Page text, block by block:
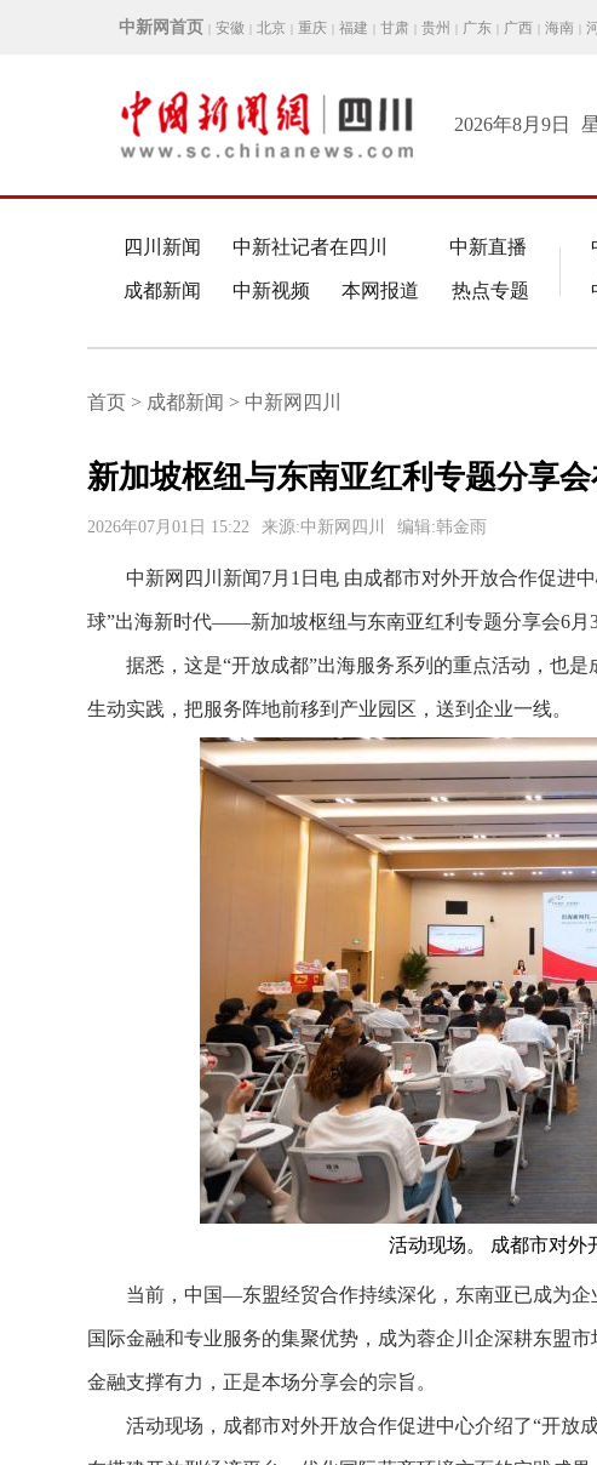
中新网首页 | 安徽 | 北京 | 重庆 | 福建 | 甘肃 | 贵州 | 广东 | 广西 | 海南 |
2026年8月9日
四川新闻 中新社记者在四川 中新直播
成都新闻 中新视频 本网报道 热点专题
首页 > 成都新闻 > 中新网四川
新加坡枢纽与东南亚红利专题分享
2026年07月01日 15:22 来源:中新网四川 编辑:韩金雨
中新网四川新闻7月1日电 由成都市对外开放合作促进中
球”出海新时代——新加坡枢纽与东南亚红利专题分享会6月
据悉，这是“开放成都”出海服务系列的重点活动，也是
生动实践，把服务阵地前移到产业园区，送到企业一线。
活动现场。 成都市对外
当前，中国—东盟经贸合作持续深化，东南亚已成为企
国际金融和专业服务的集聚优势，成为蓉企川企深耕东盟
金融支撑有力，正是本场分享会的宗旨。
活动现场，成都市对外开放合作促进中心介绍了“开放